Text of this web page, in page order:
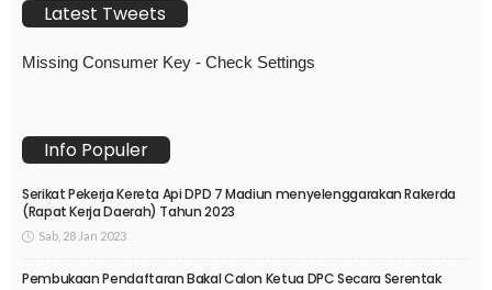
Latest Tweets
Missing Consumer Key - Check Settings
Info Populer
Serikat Pekerja Kereta Api DPD 7 Madiun menyelenggarakan Rakerda
(Rapat Kerja Daerah) Tahun 2023
Sab, 28 Jan 2023
Pembukaan Pendaftaran Bakal Calon Ketua DPC Secara Serentak